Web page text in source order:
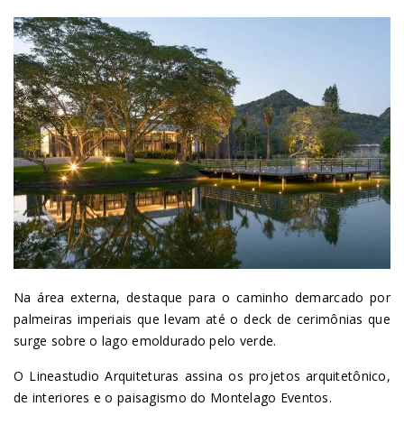
Na área externa, destaque para o caminho demarcado por
palmeiras imperiais que levam até o deck de cerimônias que
surge sobre o lago emoldurado pelo verde.
O Lineastudio Arquiteturas assina os projetos arquitetônico,
de interiores e o paisagismo do Montelago Eventos.